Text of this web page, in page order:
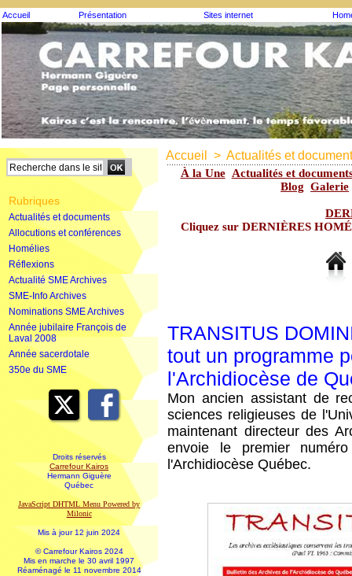
Accueil Présentation Sites internet
Rubriques
Actualités et documents
Allocutions et conférences
Homélies
Réflexions
Actualité SME Archives
SME-Info Archives
Nominations SME Archives
Année jubilaire François de
Laval 2008
Année sacerdotale
350e du SME
Droits réservés
Carrefour Kairos
Hermann Giguère
Québec
JavaScript DHTML Menu Powered by
Milonic
Mis à jour 12 juin 2024
© Carrefour Kairos 2024
Mis en marche le 30 avril 1997
Réaménagé le 11 novembre 2014
Accueil > Actualités et
À la Une Actualités et
Blog Galerie
Cliquez sur DERNIÈRES
TRANSITUS
tout un programme
l'Archidiocèse de
Mon ancien assistant de
sciences religieuses de
maintenant directeur des
envoie le premier
l'Archidiocèse Québec.